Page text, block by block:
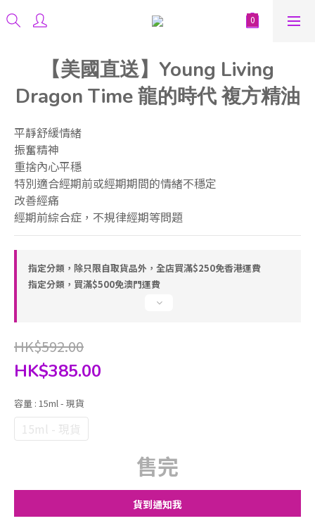
【美國直送】Young Living
Dragon Time 龍的時代 複方精油
平靜舒緩情緒
振奮精神
重捨內心平穩
特別適合經期前或經期期間的情緒不穩定
改善經痛
經期前綜合症，不規律經期等問題
指定分類，除只限自取貨品外，全店買滿$250免香港運費
指定分類，買滿$500免澳門運費
HK$592.00
HK$385.00
容量 : 15ml - 現貨
15ml - 現貨
售完
貨到通知我